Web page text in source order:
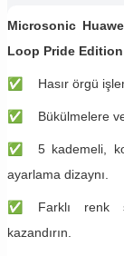
Microsonic
Loop Pride Edition
✅ ​​Hasır örgü
✅ ​​Bükülmelere
✅ ​​5 kademeli,
ayarlama dizaynı.
✅ ​​Farklı renk
kazandırın.